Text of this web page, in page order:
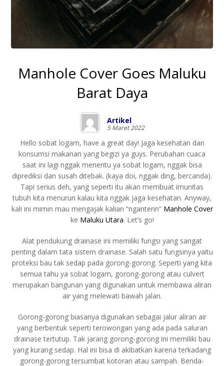
Manhole Cover Goes Maluku
Barat Daya
Artikel
5 Maret 2022
Hello sobat logam, have a great day! Jaga kesehatan dan
konsumsi makanan yang begizi ya guys. Perubahan cuaca
saat ini lagi nggak menentu ya sobat logam, nggak bisa
diprediksi dan susah ditebak. (kaya doi, nggak ding, bercanda).
Tapi serius deh, yang seperti itu akan membuat imunitas
tubuh kita menurun kalau kita nggak jaga kesehatan. Anyway,
kali ini mimin mau mengajak kalian “nganterin” Manhole Cover
ke Maluku Utara. Let’s go!
Alat pendukung drainase ini memiliki fungsi yang sangat
penting dalam tata sistem drainase. Salah satu fungsinya yaitu
proteksi bau tak sedap pada gorong-gorong. Seperti yang kita
semua tahu ya sobat logam, gorong-gorong atau culvert
merupakan bangunan yang digunakan untuk membawa aliran
air yang melewati bawah jalan.
Gorong-gorong biasanya digunakan sebagai jalur aliran air
yang berbentuk seperti terowongan yang ada pada saluran
drainase tertutup. Tak jarang gorong-gorong ini memiliki bau
yang kurang sedap. Hal ini bisa di akibatkan karena terkadang
gorong-gorong tersumbat kotoran atau sampah. Benda-